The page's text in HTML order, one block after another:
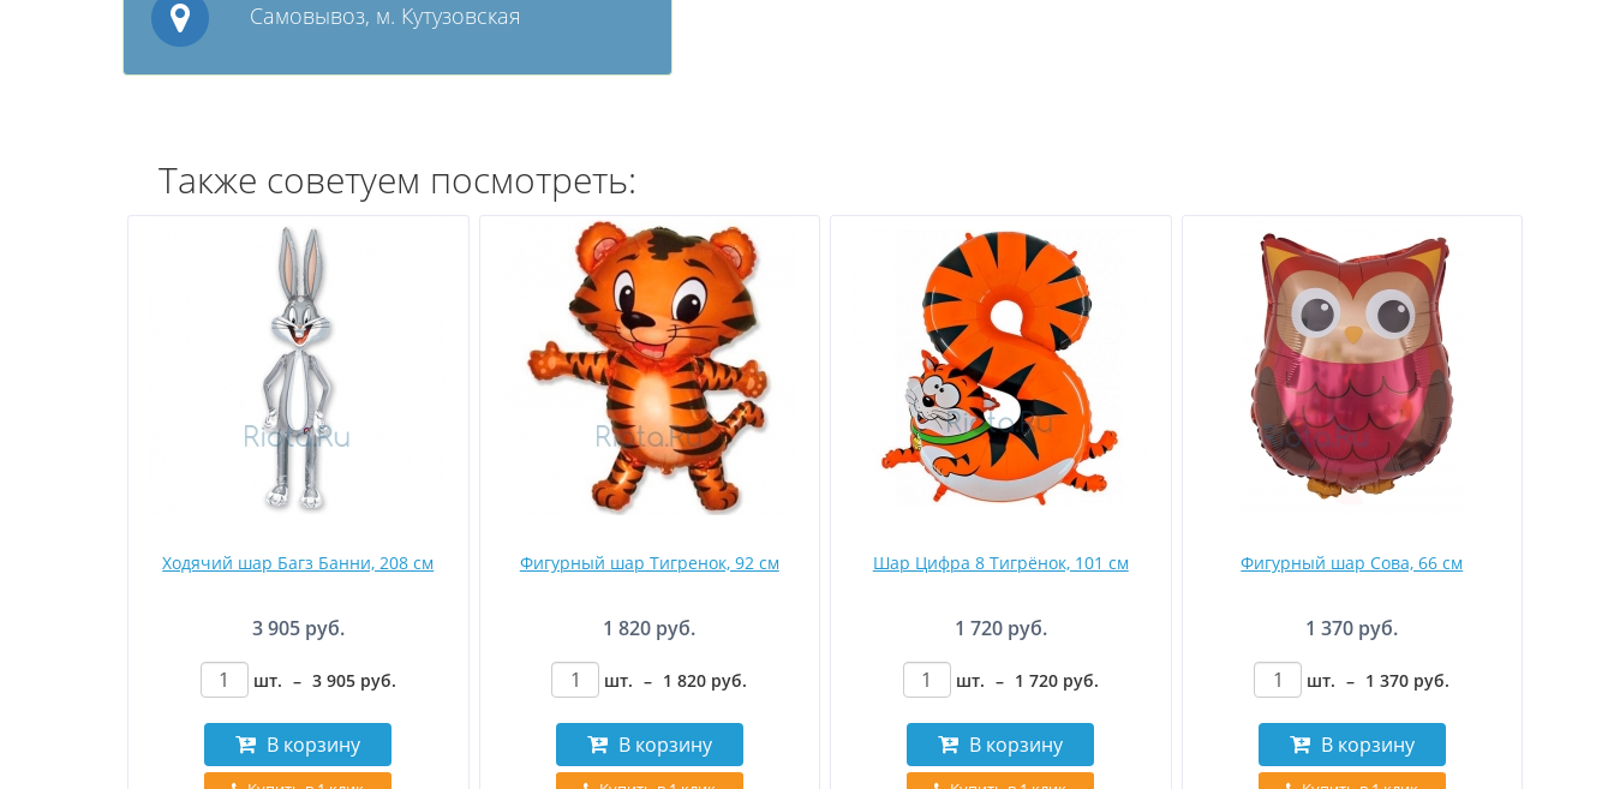
Самовывоз, м. Кутузовская
Также советуем посмотреть:
Ходячий шар Багз Банни, 208 см
3 905 руб.
шт. – 3 905 руб.
В корзину
Фигурный шар Тигренок, 92 см
1 820 руб.
шт. – 1 820 руб.
В корзину
Шар Цифра 8 Тигрёнок, 101 см
1 720 руб.
шт. – 1 720 руб.
В корзину
Фигурный шар Сова, 66 см
1 370 руб.
шт. – 1 370 руб.
В корзину